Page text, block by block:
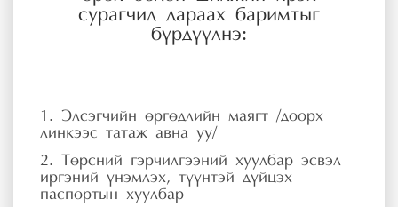
сурагчид дараах баримтыг
бүрдүүлнэ:
1. Элсэгчийн өргөдлийн маягт /доорх
линкээс татаж авна уу/
2. Төрсний гэрчилгээний хуулбар эсвэл
иргэний үнэмлэх, түүнтэй дүйцэх
паспортын хуулбар